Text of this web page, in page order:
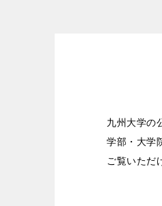
九州大学の
学部・大学
ご覧いただ